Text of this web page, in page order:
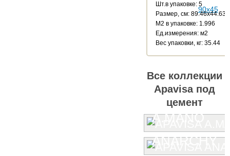
Шт.в упаковке: 5
Размер, см: 89.46x44.63
М2 в упаковке: 1.996
Ед.измерения: м2
Веc упаковки, кг: 35.44
Все коллекции
Apavisa под
цемент
A.MANO
ANARCHY